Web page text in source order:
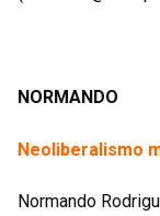
NORMANDO
Neoliberalismo
Normando